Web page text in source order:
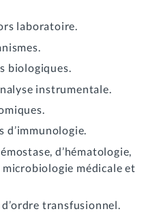
laboratoire.
biologiques.
instrumentale.
d’immunologie.
d’hématologie,
médicale et
transfusionnel.